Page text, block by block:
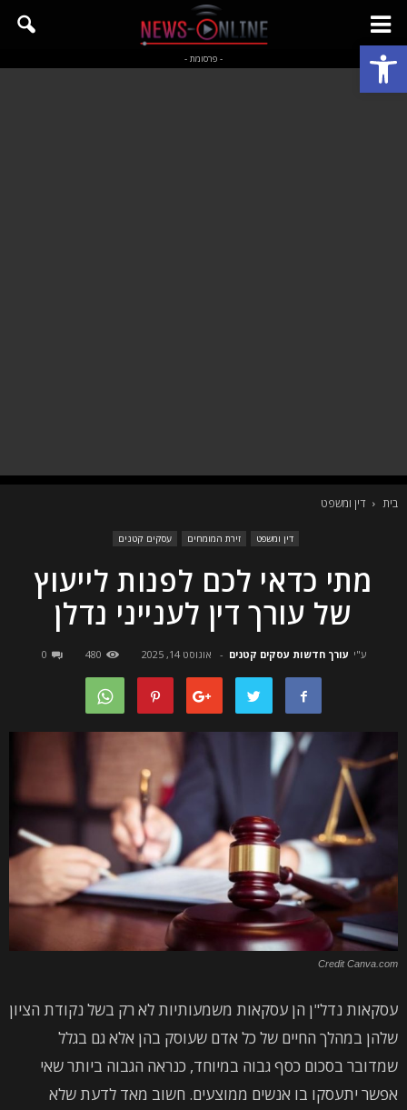
פתח סרגל נגישות - פרסומת -
בית דין ומשפט
דין ומשפט זירת המומחים עסקים קטנים
מתי כדאי לכם לפנות לייעוץ
של עורך דין לענייני נדלן
ע"י עורך חדשות עסקים קטנים - אוגוסט 14, 2025 480
0
Credit Canva.com
עסקאות נדל"ן הן עסקאות משמעותיות לא רק בשל נקודת הציון
שלהן במהלך החיים של כל אדם שעוסק בהן אלא גם בגלל
שמדובר בסכום כסף גבוה במיוחד, כנראה הגבוה ביותר שאי
אפשר יתעסקו בו אנשים ממוצעים. חשוב מאד לדעת שלא